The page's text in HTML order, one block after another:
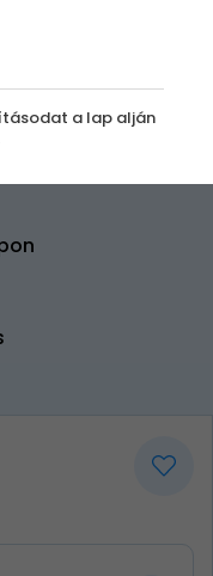
a lap alján